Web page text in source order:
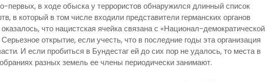
первых, в ходе обыска у террористов обнаружился длинный список
в который в том числе входили представители германских органов
что нацистская ячейка связана с «Национал-демократической
открытие, если учесть, что в последние годы эта организация
И если пробиться в Бундестаг ей до сих пор не удалось, то места в
разных земель ее члены периодически занимают.